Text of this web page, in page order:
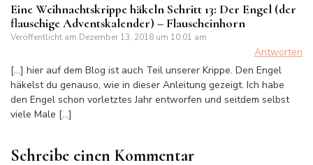
Eine Weihnachtskrippe häkeln Schritt 13: Der Engel (der
flauschige Adventskalender) – Flauscheinhorn
Veröffentlicht am Dezember 13, 2018 um 10:01 am
Antworten
[…] hier auf dem Blog ist auch Teil unserer Krippe. Den Engel
häkelst du genauso, wie in dieser Anleitung gezeigt. Ich habe
den Engel schon vorletztes Jahr entworfen und seitdem selbst
viele Male […]
Schreibe einen Kommentar